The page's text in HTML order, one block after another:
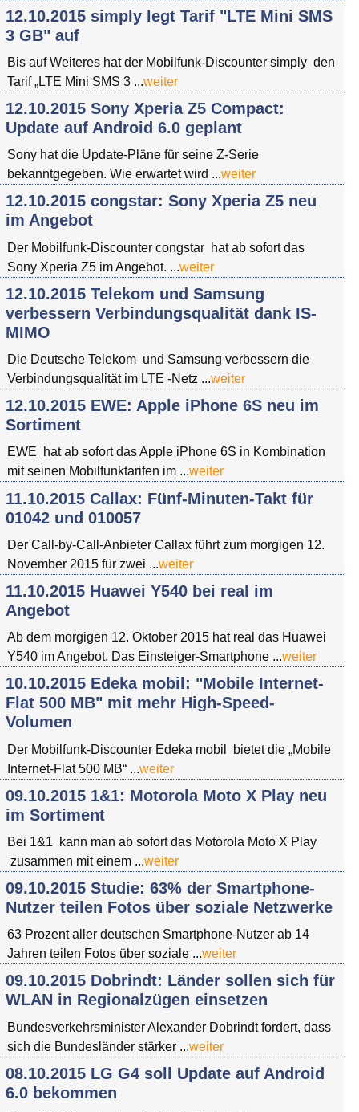
12.10.2015 simply legt Tarif "LTE Mini SMS
3 GB" auf
Bis auf Weiteres hat der Mobilfunk-Discounter simply den
Tarif „LTE Mini SMS 3 ...weiter
12.10.2015 Sony Xperia Z5 Compact:
Update auf Android 6.0 geplant
Sony hat die Update-Pläne für seine Z-Serie
bekanntgegeben. Wie erwartet wird ...weiter
12.10.2015 congstar: Sony Xperia Z5 neu
im Angebot
Der Mobilfunk-Discounter congstar hat ab sofort das
Sony Xperia Z5 im Angebot. ...weiter
12.10.2015 Telekom und Samsung
verbessern Verbindungsqualität dank IS-
MIMO
Die Deutsche Telekom und Samsung verbessern die
Verbindungsqualität im LTE -Netz ...weiter
12.10.2015 EWE: Apple iPhone 6S neu im
Sortiment
EWE hat ab sofort das Apple iPhone 6S in Kombination
mit seinen Mobilfunktarifen im ...weiter
11.10.2015 Callax: Fünf-Minuten-Takt für
01042 und 010057
Der Call-by-Call-Anbieter Callax führt zum morgigen 12.
November 2015 für zwei ...weiter
11.10.2015 Huawei Y540 bei real im
Angebot
Ab dem morgigen 12. Oktober 2015 hat real das Huawei
Y540 im Angebot. Das Einsteiger-Smartphone ...weiter
10.10.2015 Edeka mobil: "Mobile Internet-
Flat 500 MB" mit mehr High-Speed-
Volumen
Der Mobilfunk-Discounter Edeka mobil bietet die „Mobile
Internet-Flat 500 MB“ ...weiter
09.10.2015 1&1: Motorola Moto X Play neu
im Sortiment
Bei 1&1 kann man ab sofort das Motorola Moto X Play
zusammen mit einem ...weiter
09.10.2015 Studie: 63% der Smartphone-
Nutzer teilen Fotos über soziale Netzwerke
63 Prozent aller deutschen Smartphone-Nutzer ab 14
Jahren teilen Fotos über soziale ...weiter
09.10.2015 Dobrindt: Länder sollen sich für
WLAN in Regionalzügen einsetzen
Bundesverkehrsminister Alexander Dobrindt fordert, dass
sich die Bundesländer stärker ...weiter
08.10.2015 LG G4 soll Update auf Android
6.0 bekommen